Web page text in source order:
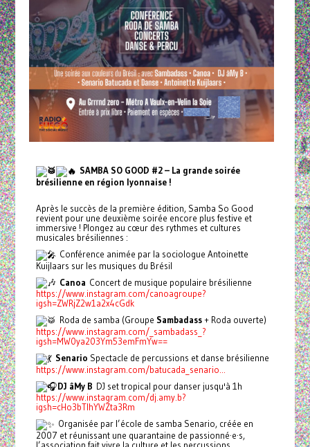
SAMBA SO GOOD #2 – La grande soirée
brésilienne en région lyonnaise !
Après le succès de la première édition, Samba So Good
revient pour une deuxième soirée encore plus festive et
immersive ! Plongez au cœur des rythmes et cultures
musicales brésiliennes :
Conférence animée par la sociologue Antoinette
Kuijlaars sur les musiques du Brésil
Canoa Concert de musique populaire brésilienne
https://www.instagram.com/canoagroupe?
igsh=ZWRjZ2w1a2x4cGdk
Roda de samba (Groupe Sambadass+ Roda ouverte)
https://www.instagram.com/_sambadass_?
igsh=MW0ya203Ym53emFmYw==
Senario Spectacle de percussions et danse brésilienne
https://www.instagram.com/batucada_senario...
DJ âMy B DJ set tropical pour danser jusqu'à 1h
https://www.instagram.com/dj.amy.b?
igsh=cHo3bTlhYWZta3Rm
Organisée par l’école de samba Senario, créée en
2007 et réunissant une quarantaine de passionné·e·s,